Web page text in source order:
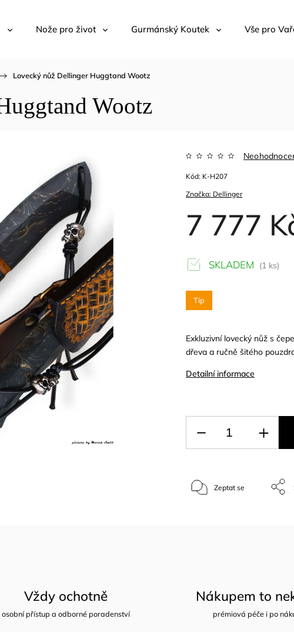
Nože pro život Gurmánský Koutek Vše pro
/ Lovecký nůž Dellinger Huggtand Wootz
Wootz
Značka: Dellinger
7 777
Kód: K-H207
Tip
Exkluzivní lovecký nůž s
dřeva a ručně šitého
Detailní informace
SKLADEM (1 ks)
Zeptat se
Vždy ochotně
osobní přístup a odborné poradenství
Nákupem to
prémiová péče i po